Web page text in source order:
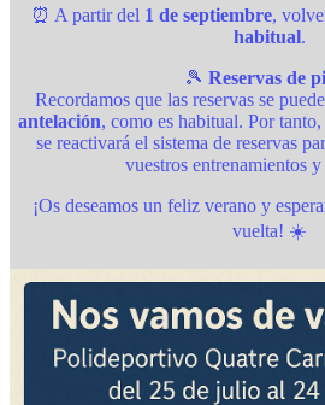
⏰ A partir del 1 de septiembre,
habitual.
🎾 Reservas de
Recordamos que las reservas se
antelación, como es habitual. Por tanto,
se reactivará el sistema de reservas
vuestros entrenamientos
¡Os deseamos un feliz verano y
vuelta! ☀️